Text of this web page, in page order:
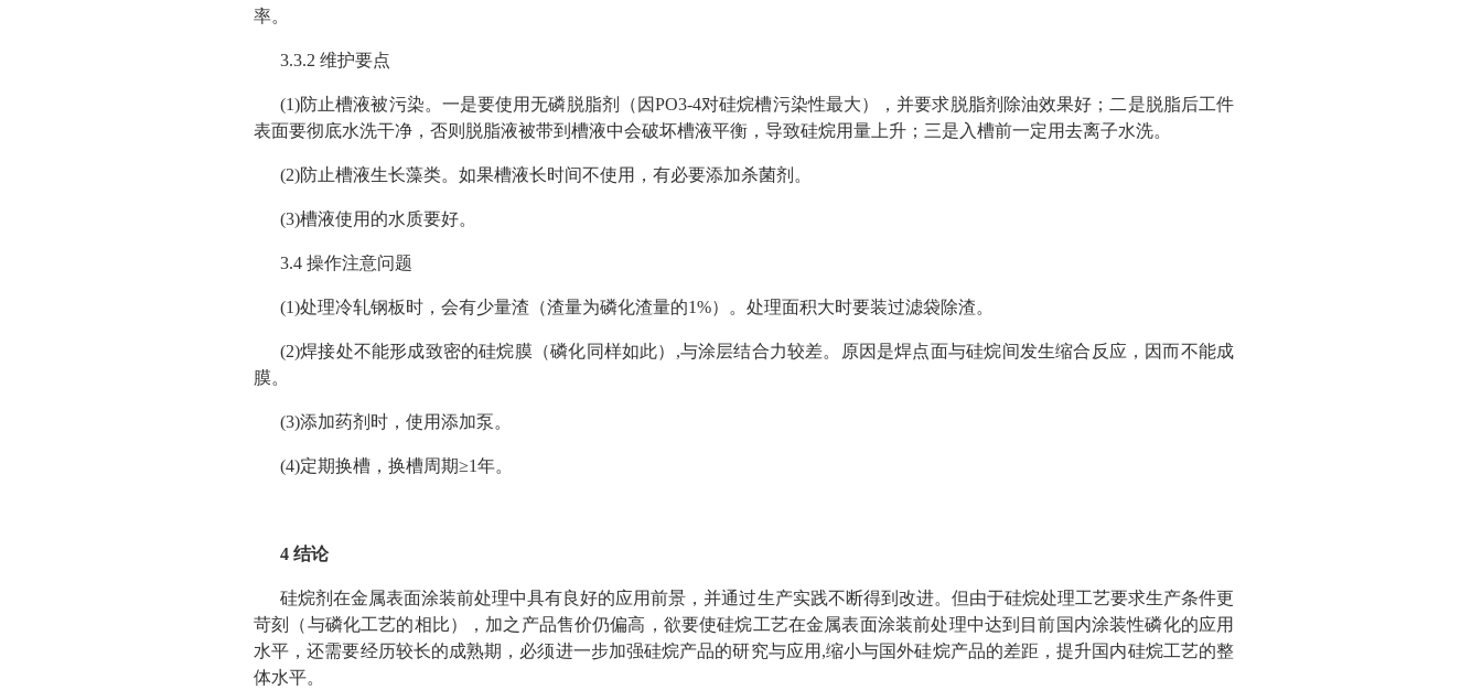
率。
3.3.2 维护要点
(1)防止槽液被污染。一是要使用无磷脱脂剂（因PO3-4对硅烷槽污染性最大），并要求脱脂剂除油效果好；二是脱脂后工件
表面要彻底水洗干净，否则脱脂液被带到槽液中会破坏槽液平衡，导致硅烷用量上升；三是入槽前一定用去离子水洗。
(2)防止槽液生长藻类。如果槽液长时间不使用，有必要添加杀菌剂。
(3)槽液使用的水质要好。
3.4 操作注意问题
(1)处理冷轧钢板时，会有少量渣（渣量为磷化渣量的1%）。处理面积大时要装过滤袋除渣。
(2)焊接处不能形成致密的硅烷膜（磷化同样如此）,与涂层结合力较差。原因是焊点面与硅烷间发生缩合反应，因而不能成
膜。
(3)添加药剂时，使用添加泵。
(4)定期换槽，换槽周期≥1年。
4 结论
硅烷剂在金属表面涂装前处理中具有良好的应用前景，并通过生产实践不断得到改进。但由于硅烷处理工艺要求生产条件更
苛刻（与磷化工艺的相比），加之产品售价仍偏高，欲要使硅烷工艺在金属表面涂装前处理中达到目前国内涂装性磷化的应用
水平，还需要经历较长的成熟期，必须进一步加强硅烷产品的研究与应用,缩小与国外硅烷产品的差距，提升国内硅烷工艺的整
体水平。